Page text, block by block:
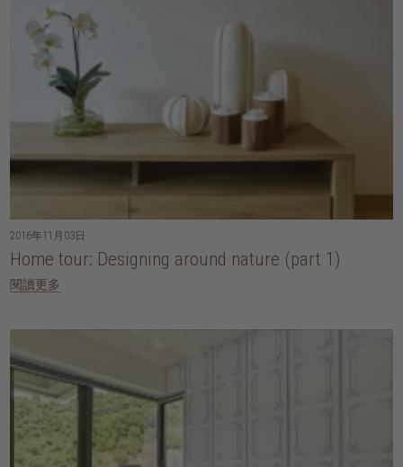
2016年11月03日
Home tour: Designing around nature (part 1)
閱讀更多